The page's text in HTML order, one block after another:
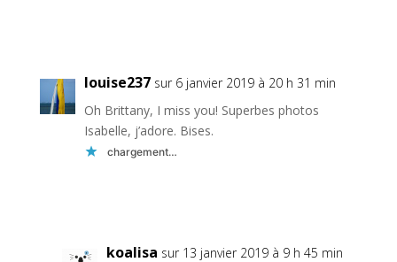
louise237 sur 6 janvier 2019 à 20 h 31 min
Oh Brittany, I miss you! Superbes photos
Isabelle, j’adore. Bises.
chargement…
koalisa sur 13 janvier 2019 à 9 h 45 min